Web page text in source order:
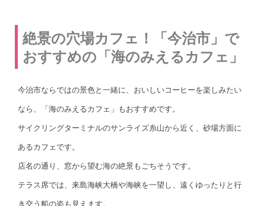
絶景の穴場カフェ！「今治市」で
おすすめの「海のみえるカフェ」
今治市ならではの景色と一緒に、おいしいコーヒーを楽しみたい
なら、「海のみえるカフェ」もおすすめです。
サイクリングターミナルのサンライズ糸山から近く、砂場方面に
あるカフェです。
店名の通り、窓から望む海の絶景もごちそうです。
テラス席では、来島海峡大橋や海峡を一望し、遠くゆったりと行
き交う船の姿も見えます。